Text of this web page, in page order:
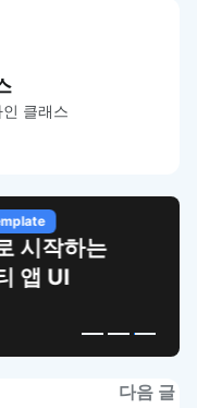
클래스
다음 글